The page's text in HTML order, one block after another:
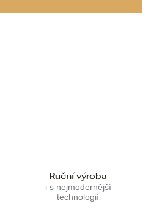
Ruční výroba
i s nejmodernější
technologií